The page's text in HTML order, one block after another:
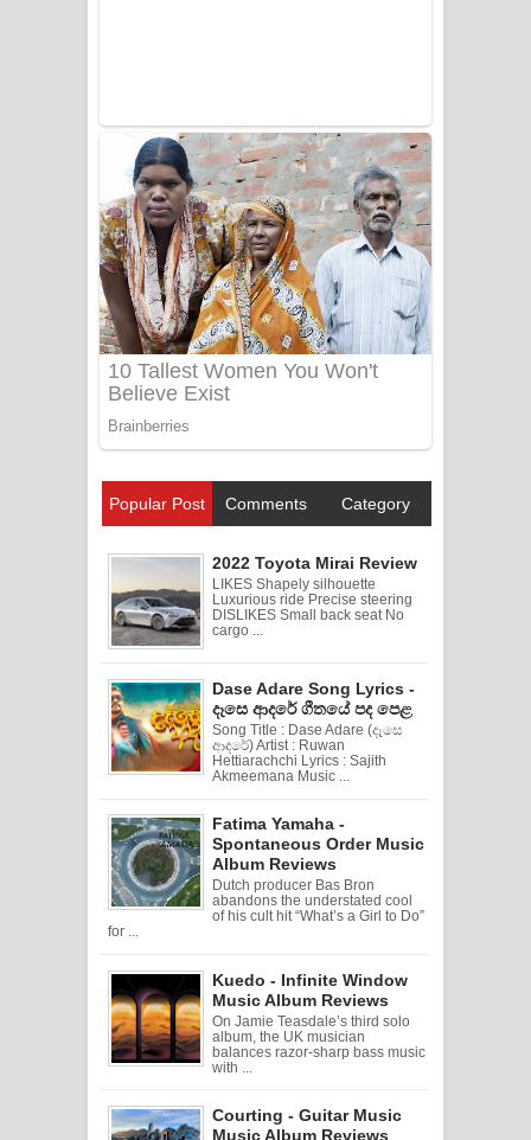
Popular Post Comments Category
2022 Toyota Mirai Review
LIKES Shapely silhouette
Luxurious ride Precise steering
DISLIKES Small back seat No
cargo ...
Dase Adare Song Lyrics -
දෑසෙ ආදරේ ගීතයේ පද පෙළ
Song Title : Dase Adare (දෑසෙ
ආදරේ) Artist : Ruwan
Hettiarachchi Lyrics : Sajith
Akmeemana Music ...
Fatima Yamaha -
Spontaneous Order Music
Album Reviews
Dutch producer Bas Bron
abandons the understated cool
of his cult hit “What’s a Girl to Do”
for ...
Kuedo - Infinite Window
Music Album Reviews
On Jamie Teasdale’s third solo
album, the UK musician
balances razor-sharp bass music
with ...
Courting - Guitar Music
Music Album Reviews